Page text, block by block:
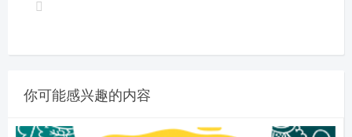
你可能感兴趣的内容